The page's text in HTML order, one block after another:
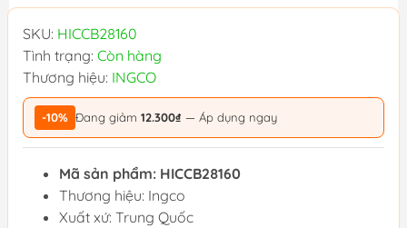
SKU: HICCB28160
Tình trạng: Còn hàng
Thương hiệu: INGCO
-10% Đang giảm 12.300₫ — Áp dụng ngay
Mã sản phẩm: HICCB28160
Thương hiệu: Ingco
Xuất xứ: Trung Quốc